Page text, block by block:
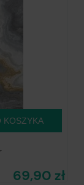
69,90 zł
KOSZYKA